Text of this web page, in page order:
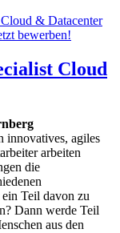
Cloud
agiles
arbeiten
die
ein Teil davon zu
Dann werde Teil
aus den